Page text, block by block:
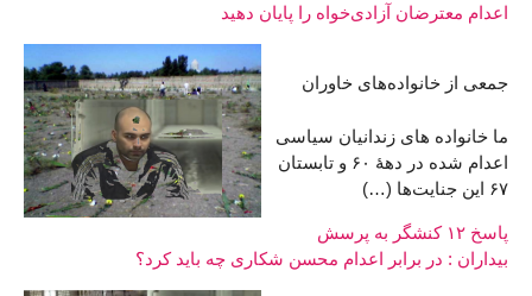
اعدام معترضان آزادی‌خواه را پایان دهید
جمعی از خانواده‌های خاوران
ما خانواده های زندانیان سیاسی
اعدام شده در دهۀ ۶۰ و تابستان
۶۷ این جنایت‌ها (…)
پاسخ ۱۲ کنشگر به پرسش
بیداران : در برابر اعدام محسن شکاری چه باید کرد؟